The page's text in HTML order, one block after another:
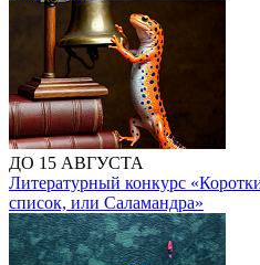
ДО 15 АВГУСТА
Литературный конкурс
список, или Саламандра»